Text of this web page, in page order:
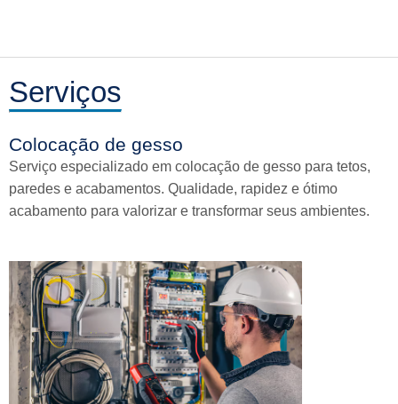
Serviços
Colocação de gesso
Serviço especializado em colocação de gesso para tetos,
paredes e acabamentos. Qualidade, rapidez e ótimo
acabamento para valorizar e transformar seus ambientes.